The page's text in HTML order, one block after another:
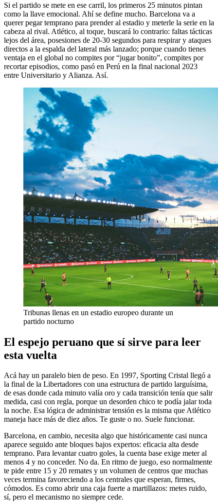
Si el partido se mete en ese carril, los primeros 25 minutos pintan
como la llave emocional. Ahí se define mucho. Barcelona va a
querer pegar temprano para prender al estadio y meterle la serie en la
cabeza al rival. Atlético, al toque, buscará lo contrario: faltas tácticas
lejos del área, posesiones de 20-30 segundos para respirar y ataques
directos a la espalda del lateral más lanzado; porque cuando tienes
ventaja en el global no compites por “jugar bonito”, compites por
recortar episodios, como pasó en Perú en la final nacional 2023
entre Universitario y Alianza. Así.
Tribunas llenas en un estadio europeo durante un
partido nocturno
El espejo peruano que sí sirve para leer
esta vuelta
Acá hay un paralelo bien de peso. En 1997, Sporting Cristal llegó a
la final de la Libertadores con una estructura de partido larguísima,
de esas donde cada minuto valía oro y cada transición tenía que salir
medida, casi con regla, porque un desorden chico te podía jalar toda
la noche. Esa lógica de administrar tensión es la misma que Atlético
maneja hace más de diez años. Te guste o no. Suele funcionar.
Barcelona, en cambio, necesita algo que históricamente casi nunca
aparece seguido ante bloques bajos expertos: eficacia alta desde
temprano. Para levantar cuatro goles, la cuenta base exige meter al
menos 4 y no conceder. No da. En ritmo de juego, eso normalmente
te pide entre 15 y 20 remates y un volumen de centros que muchas
veces termina favoreciendo a los centrales que esperan, firmes,
cómodos. Es como abrir una caja fuerte a martillazos: metes ruido,
sí, pero el mecanismo no siempre cede.